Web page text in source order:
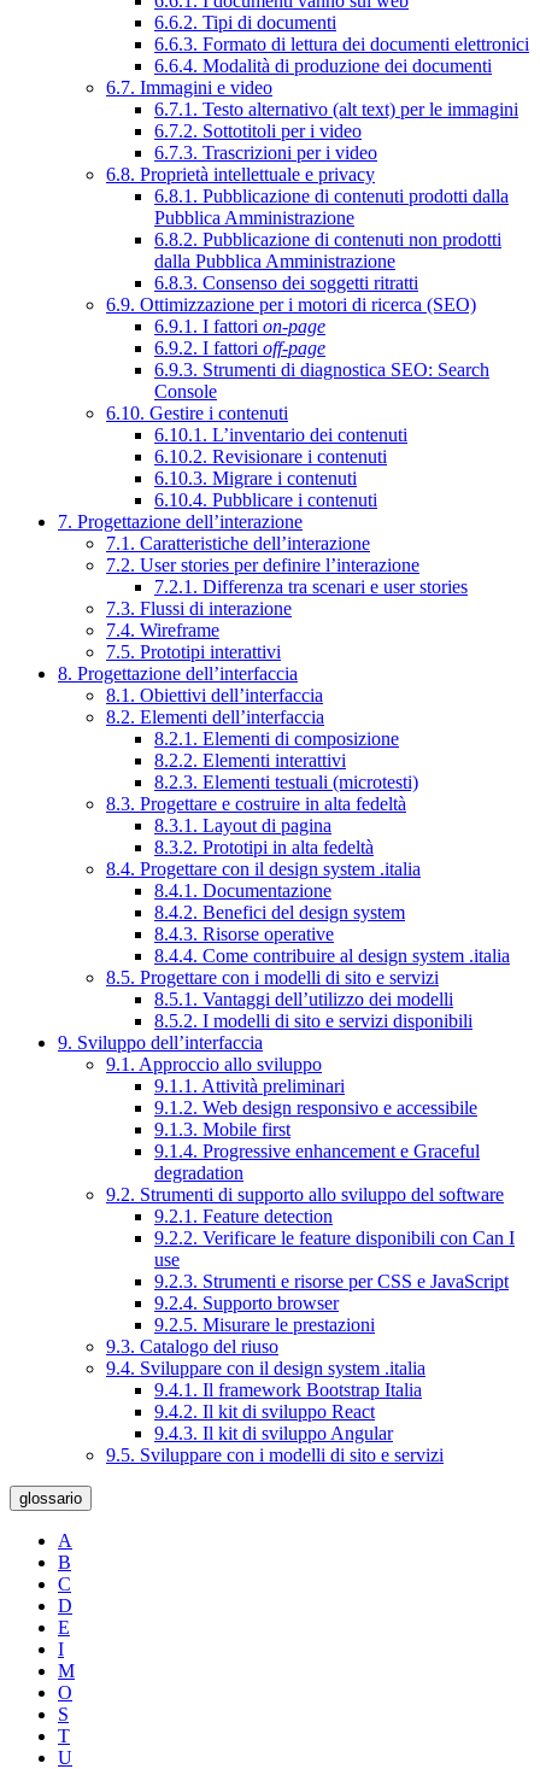
6.6.2. Tipi di documenti
6.6.3. Formato di lettura dei documenti elettronici
6.6.4. Modalità di produzione dei documenti
6.7. Immagini e video
6.7.1. Testo alternativo (alt text) per le immagini
6.7.2. Sottotitoli per i video
6.7.3. Trascrizioni per i video
6.8. Proprietà intellettuale e privacy
6.8.1. Pubblicazione di contenuti prodotti dalla
Pubblica Amministrazione
6.8.2. Pubblicazione di contenuti non prodotti
dalla Pubblica Amministrazione
6.8.3. Consenso dei soggetti ritratti
6.9. Ottimizzazione per i motori di ricerca (SEO)
6.9.1. I fattori on-page
6.9.2. I fattori off-page
6.9.3. Strumenti di diagnostica SEO: Search
Console
6.10. Gestire i contenuti
6.10.1. L’inventario dei contenuti
6.10.2. Revisionare i contenuti
6.10.3. Migrare i contenuti
6.10.4. Pubblicare i contenuti
7. Progettazione dell’interazione
7.1. Caratteristiche dell’interazione
7.2. User stories per definire l’interazione
7.2.1. Differenza tra scenari e user stories
7.3. Flussi di interazione
7.4. Wireframe
7.5. Prototipi interattivi
8. Progettazione dell’interfaccia
8.1. Obiettivi dell’interfaccia
8.2. Elementi dell’interfaccia
8.2.1. Elementi di composizione
8.2.2. Elementi interattivi
8.2.3. Elementi testuali (microtesti)
8.3. Progettare e costruire in alta fedeltà
8.3.1. Layout di pagina
8.3.2. Prototipi in alta fedeltà
8.4. Progettare con il design system .italia
8.4.1. Documentazione
8.4.2. Benefici del design system
8.4.3. Risorse operative
8.4.4. Come contribuire al design system .italia
8.5. Progettare con i modelli di sito e servizi
8.5.1. Vantaggi dell’utilizzo dei modelli
8.5.2. I modelli di sito e servizi disponibili
9. Sviluppo dell’interfaccia
9.1. Approccio allo sviluppo
9.1.1. Attività preliminari
9.1.2. Web design responsivo e accessibile
9.1.3. Mobile first
9.1.4. Progressive enhancement e Graceful
degradation
9.2. Strumenti di supporto allo sviluppo del software
9.2.1. Feature detection
9.2.2. Verificare le feature disponibili con Can I
use
9.2.3. Strumenti e risorse per CSS e JavaScript
9.2.4. Supporto browser
9.2.5. Misurare le prestazioni
9.3. Catalogo del riuso
9.4. Sviluppare con il design system .italia
9.4.1. Il framework Bootstrap Italia
9.4.2. Il kit di sviluppo React
9.4.3. Il kit di sviluppo Angular
9.5. Sviluppare con i modelli di sito e servizi
glossario
A
B
C
D
E
I
M
O
S
T
U